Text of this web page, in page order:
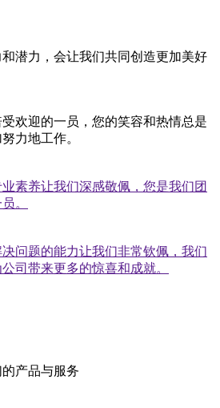
潜力，会让我们共同创造更加美好
欢迎的一员，您的笑容和热情总是
力地工作。
素养让我们深感敬佩，您是我们团
。
问题的能力让我们非常钦佩，我们
司带来更多的惊喜和成就。
产品与服务